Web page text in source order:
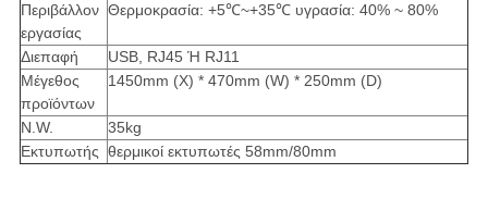
Περιβάλλον
εργασίας
Θερμοκρασία: +5℃~+35℃ υγρασία: 40% ~ 80%
Διεπαφή
USB, RJ45 Ή RJ11
Μέγεθος
προϊόντων
1450mm (Χ) * 470mm (W) * 250mm (D)
N.W.
35kg
Εκτυπωτής θερμικοί εκτυπωτές 58mm/80mm